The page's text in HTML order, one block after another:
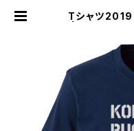
Tシャツ2019